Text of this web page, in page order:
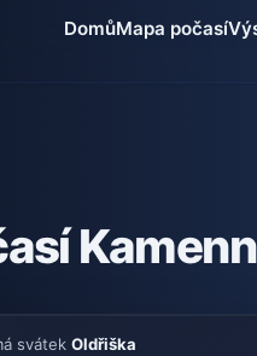
DomůMapa počasí
svátekOldřiška